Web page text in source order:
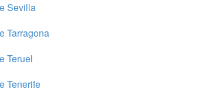
Sevilla
Tarragona
Teruel
Tenerife